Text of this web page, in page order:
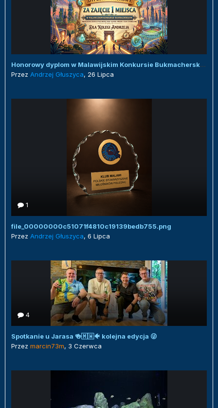
Honorowy dyplom w Malawijskim Konkursie Bukmacherskim :)
Przez Andrzej Głuszyca, 26 Lipca
1
file_00000000c51071f4810c19139bedb755.png
Przez Andrzej Głuszyca, 6 Lipca
4
Spotkanie u Jarasa 🍻🇲🇼🐠 kolejna edycja 😜
Przez marcin73m, 3 Czerwca